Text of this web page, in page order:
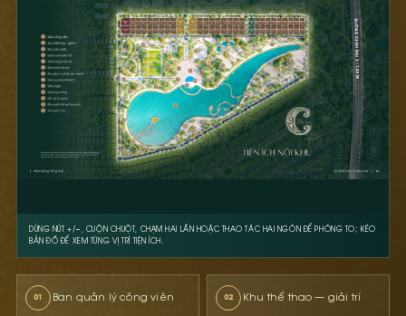
DÙNG NÚT +/−, CUỘN CHUỘT, CHẠM HAI LẦN HOẶC THAO TÁC HAI NGÓN ĐỂ PHÓNG TO; KÉO
BẢN ĐỒ ĐỂ XEM TỪNG VỊ TRÍ TIỆN ÍCH.
Ban quản lý công viên Khu thể thao — giải trí